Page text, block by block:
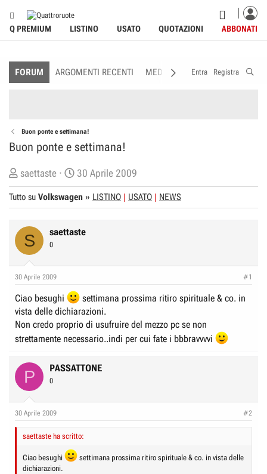
Q PREMIUM LISTINO USATO QUOTAZIONI ABBONATI
FORUM ARGOMENTI RECENTI MEDIA MEMBRI
Entra Registra
Buon ponte e settimana!
Buon ponte e settimana!
C
r
e
t
e
i
s
c
u
i
o
n
saettaste
D
a
t
d
z
i
o
30 Aprile 2009
Tutto su Volkswagen » LISTINO USATO NEWS
S saettaste
0
30 Aprile 2009 #1
Ciao besughi
settimana prossima ritiro spirituale & co. in
vista delle dichiarazioni.
Non credo proprio di usufruire del mezzo pc se non
strettamente necessario..indi per cui fate i bbbravvvvi
P PASSATTONE
0
30 Aprile 2009 #2
saettaste ha scritto:
Ciao besughi
settimana prossima ritiro spirituale & co. in vista delle
dichiarazioni.